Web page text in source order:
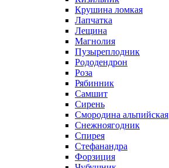
Крушина ломкая
Лапчатка
Лещина
Магнолия
Пузыреплодник
Рододендрон
Роза
Рябинник
Самшит
Сирень
Смородина альпийская
Снежноягодник
Спирея
Стефанандра
Форзиция